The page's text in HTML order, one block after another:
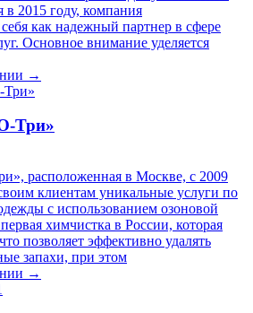
в 2015 году, компания
себя как надежный партнер в сфере
Основное внимание уделяется
→
Три»
расположенная в Москве, с 2009
клиентам уникальные услуги по
с использованием озоновой
химчистка в России, которая
позволяет эффективно удалять
запахи, при этом
→